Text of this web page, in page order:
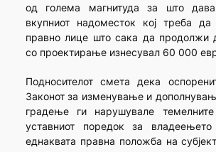
од голема магнитуда за што
вкупниот надоместок кој треба
правно лице што сака да продолжи
со проектирање изнесувал 60 000
Подносителот смета дека
Законот за изменување и
градење ги нарушувале
уставниот поредок за
еднаквата правна положба на